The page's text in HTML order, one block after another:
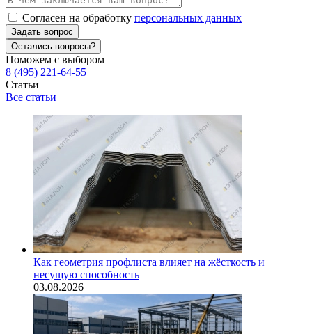
Согласен на обработку персональных данных
Задать вопрос
Остались вопросы?
Поможем с выбором
8 (495) 221-64-55
Статьи
Все статьи
Как геометрия профлиста влияет на жёсткость и
несущую способность
03.08.2026